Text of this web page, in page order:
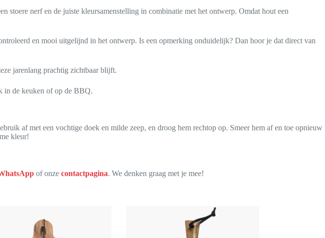
stoere nerf en de juiste kleursamenstelling in combinatie met het ontwerp. Omdat hout een
en mooi uitgelijnd in het ontwerp. Is een opmerking onduidelijk? Dan hoor je dat direct van
jarenlang prachtig zichtbaar blijft.
in de keuken of op de BBQ.
af met een vochtige doek en milde zeep, en droog hem rechtop op. Smeer hem af en toe opnieuw
kleur!
of onze contactpagina. We denken graag met je mee!